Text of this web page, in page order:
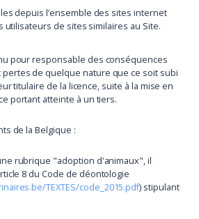
depuis l’ensemble des sites internet
utilisateurs de sites similaires au Site.
pour responsable des conséquences
de quelque nature que ce soit subi
titulaire de la licence, suite à la mise en
portant atteinte à un tiers.
de la Belgique :
rubrique "adoption d'animaux", il
8 du Code de déontologie
TEXTES/code_2015.pdf) stipulant